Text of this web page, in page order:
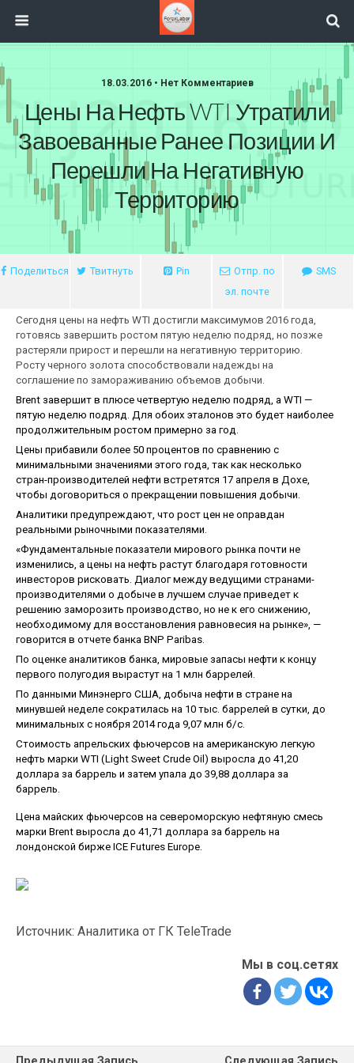
18.03.2016 • Нет Комментариев
Цены На Нефть WTI Утратили
Завоеванные Ранее Позиции И
Перешли На Негативную
Территорию
Поделиться Твитнуть Pin
Отпр. по
эл. почте
SMS
Сегодня цены на нефть WTI достигли максимумов 2016 года,
готовясь завершить ростом пятую неделю подряд, но позже
растеряли прирост и перешли на негативную территорию.
Росту черного золота способствовали надежды на
соглашение по замораживанию объемов добычи.
Brent завершит в плюсе четвертую неделю подряд, а WTI —
пятую неделю подряд. Для обоих эталонов это будет наиболее
продолжительным ростом примерно за год.
Цены прибавили более 50 процентов по сравнению с
минимальными значениями этого года, так как несколько
стран-производителей нефти встретятся 17 апреля в Дохе,
чтобы договориться о прекращении повышения добычи.
Аналитики предупреждают, что рост цен не оправдан
реальными рыночными показателями.
«Фундаментальные показатели мирового рынка почти не
изменились, а цены на нефть растут благодаря готовности
инвесторов рисковать. Диалог между ведущими странами-
производителями о добыче в лучшем случае приведет к
решению заморозить производство, но не к его снижению,
необходимому для восстановления равновесия на рынке», —
говорится в отчете банка BNP Paribas.
По оценке аналитиков банка, мировые запасы нефти к концу
первого полугодия вырастут на 1 млн баррелей.
По данными Минэнерго США, добыча нефти в стране на
минувшей неделе сократилась на 10 тыс. баррелей в сутки, до
минимальных с ноября 2014 года 9,07 млн б/с.
Стоимость апрельских фьючерсов на американскую легкую
нефть марки WTI (Light Sweet Crude Oil) выросла до 41,20
доллара за баррель и затем упала до 39,88 доллара за
баррель.
Цена майских фьючерсов на североморскую нефтяную смесь
марки Brent выросла до 41,71 доллара за баррель на
лондонской бирже ICE Futures Europe.
Источник: Аналитика от ГК TeleTrade
Мы в соц.сетях